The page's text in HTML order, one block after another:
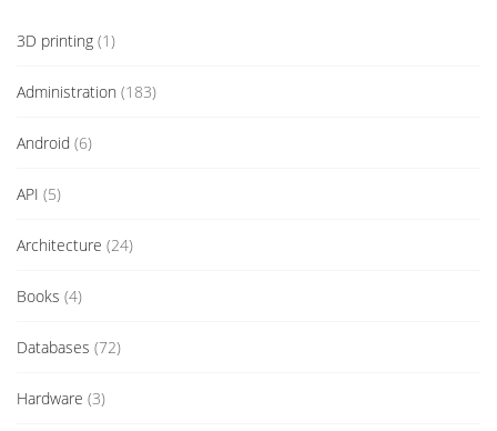
3D printing (1)
Administration (183)
Android (6)
API (5)
Architecture (24)
Books (4)
Databases (72)
Hardware (3)